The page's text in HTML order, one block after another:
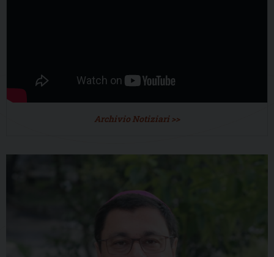
Archivio Notiziari >>